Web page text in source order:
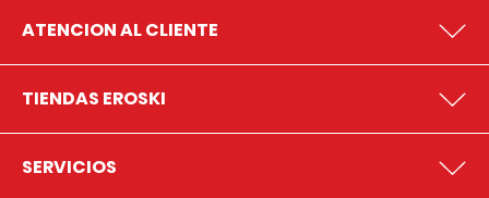
ATENCION AL CLIENTE
TIENDAS EROSKI
SERVICIOS